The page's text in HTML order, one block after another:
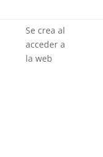
Se crea al
acceder a
la web